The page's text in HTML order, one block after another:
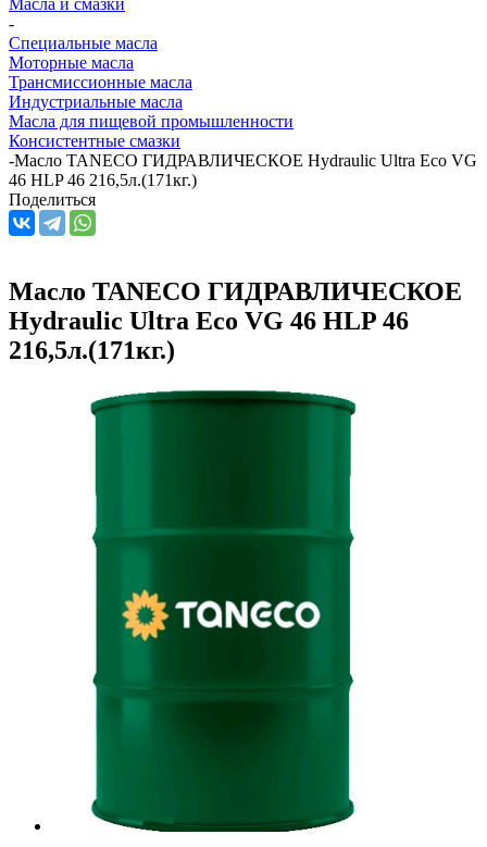
-
Специальные масла
Моторные масла
Трансмиссионные масла
Индустриальные масла
Масла для пищевой промышленности
Консистентные смазки
-Масло TANECO ГИДРАВЛИЧЕСКОЕ Hydraulic Ultra Eco VG
46 HLP 46 216,5л.(171кг.)
Поделиться
Масло TANECO ГИДРАВЛИЧЕСКОЕ
Hydraulic Ultra Eco VG 46 HLP 46
216,5л.(171кг.)